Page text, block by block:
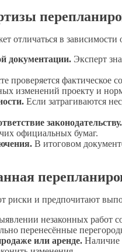
отличаться в
документации. Эксперт
проверяется фактическое
изменений проекту и
Если затрагиваются
законодательству.
официальных бумаг.
В итоговом
и предпочитают
незаконных работ
перенесённые
или аренде. Наличие